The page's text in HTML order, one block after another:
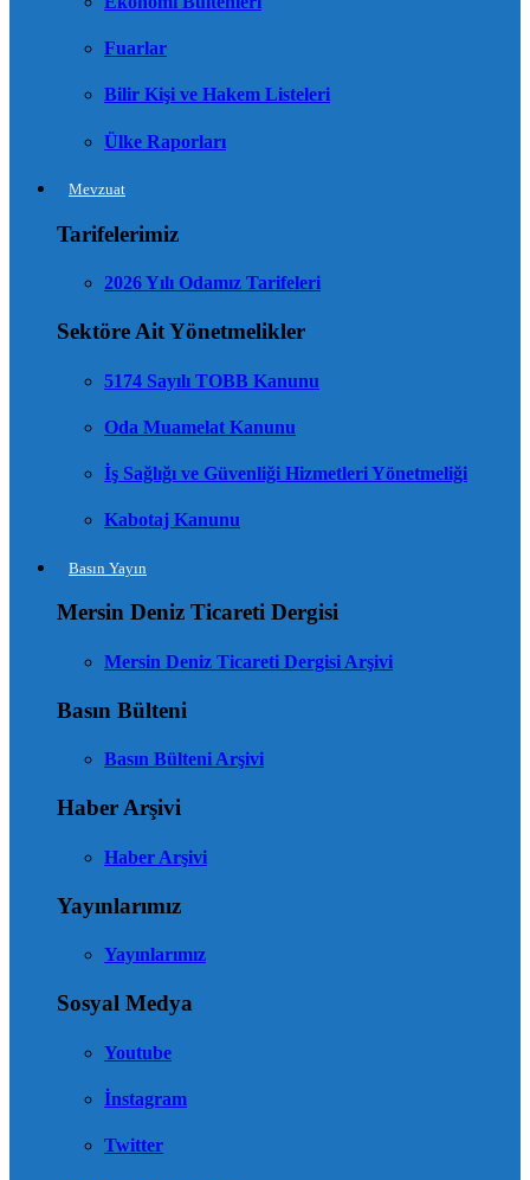
Fuarlar
Bilir Kişi ve Hakem Listeleri
Ülke Raporları
Mevzuat
Tarifelerimiz
2026 Yılı Odamız Tarifeleri
Sektöre Ait Yönetmelikler
5174 Sayılı TOBB Kanunu
Oda Muamelat Kanunu
İş Sağlığı ve Güvenliği Hizmetleri Yönetmeliği
Kabotaj Kanunu
Basın Yayın
Mersin Deniz Ticareti Dergisi
Mersin Deniz Ticareti Dergisi Arşivi
Basın Bülteni
Basın Bülteni Arşivi
Haber Arşivi
Haber Arşivi
Yayınlarımız
Yayınlarımız
Sosyal Medya
Youtube
İnstagram
Twitter